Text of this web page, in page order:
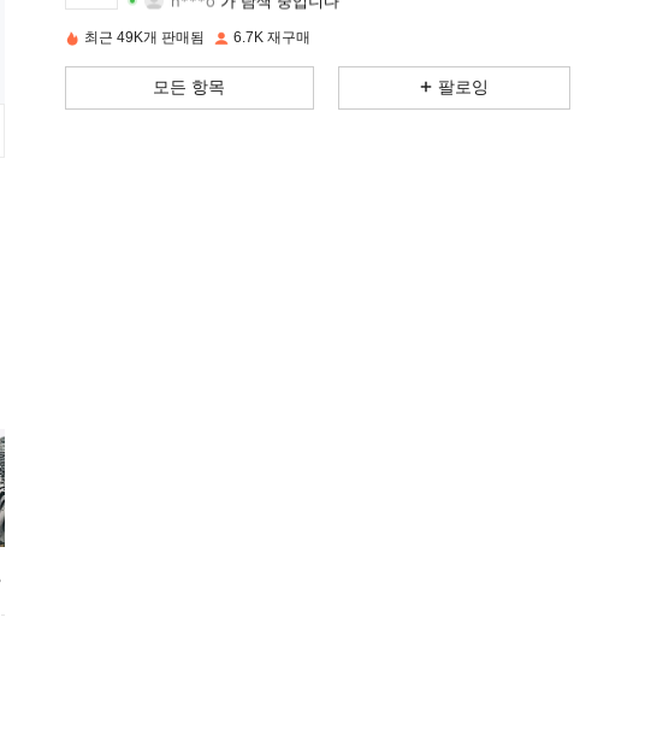
이즈: XXS
4.78 200 1.2K
최근 49K개 판매됨 6.7K 재구매
모든 항목 팔로잉